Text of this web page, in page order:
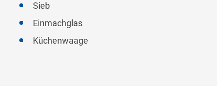
Sieb
Einmachglas
Küchenwaage